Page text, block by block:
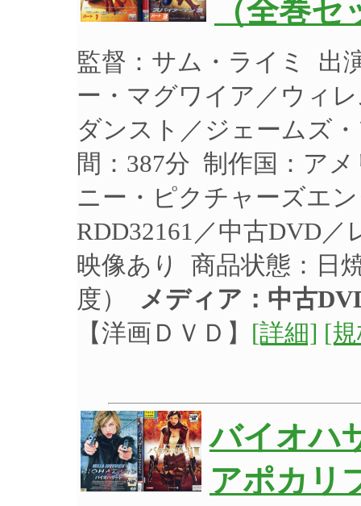
（全巻
監督：サム・ライミ 出
ー・マグワイア／ウィ
ダンスト／ジェームズ
間：387分 制作国：ア
ニー・ピクチャーズエ
RDD32161／中古DVD
映像あり 商品状態：日
度）
メディア：中古
【洋画ＤＶＤ】 [詳細] [
バイオハ
アポカリ